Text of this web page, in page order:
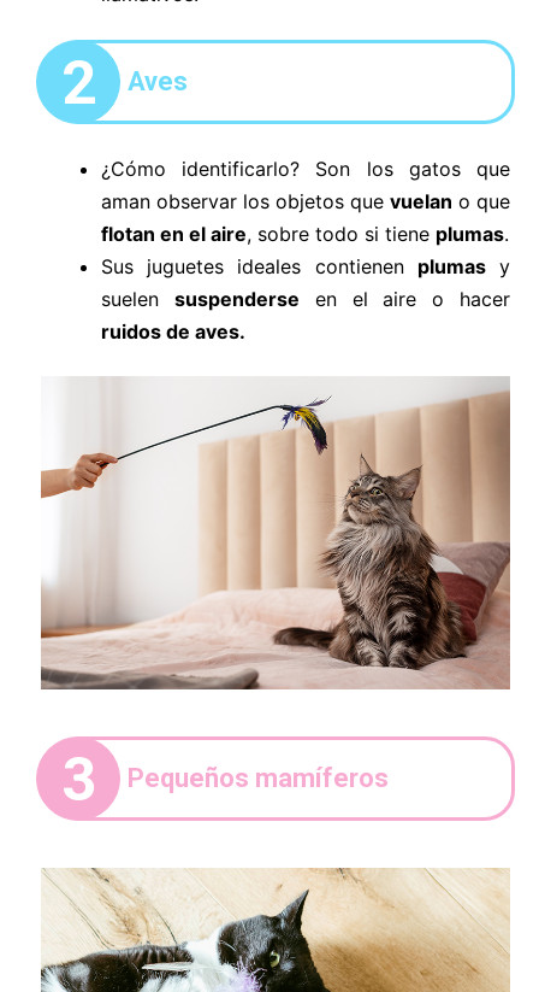
2 Aves
¿Cómo identificarlo? Son los gatos que
aman observar los objetos quevuelan o que
flotan en el aire, sobre todo si tiene plumas.
Sus juguetes ideales contienen plumasy
suelen suspenderse en el aire o hacer
ruidos de aves.
3 Pequeños mamíferos